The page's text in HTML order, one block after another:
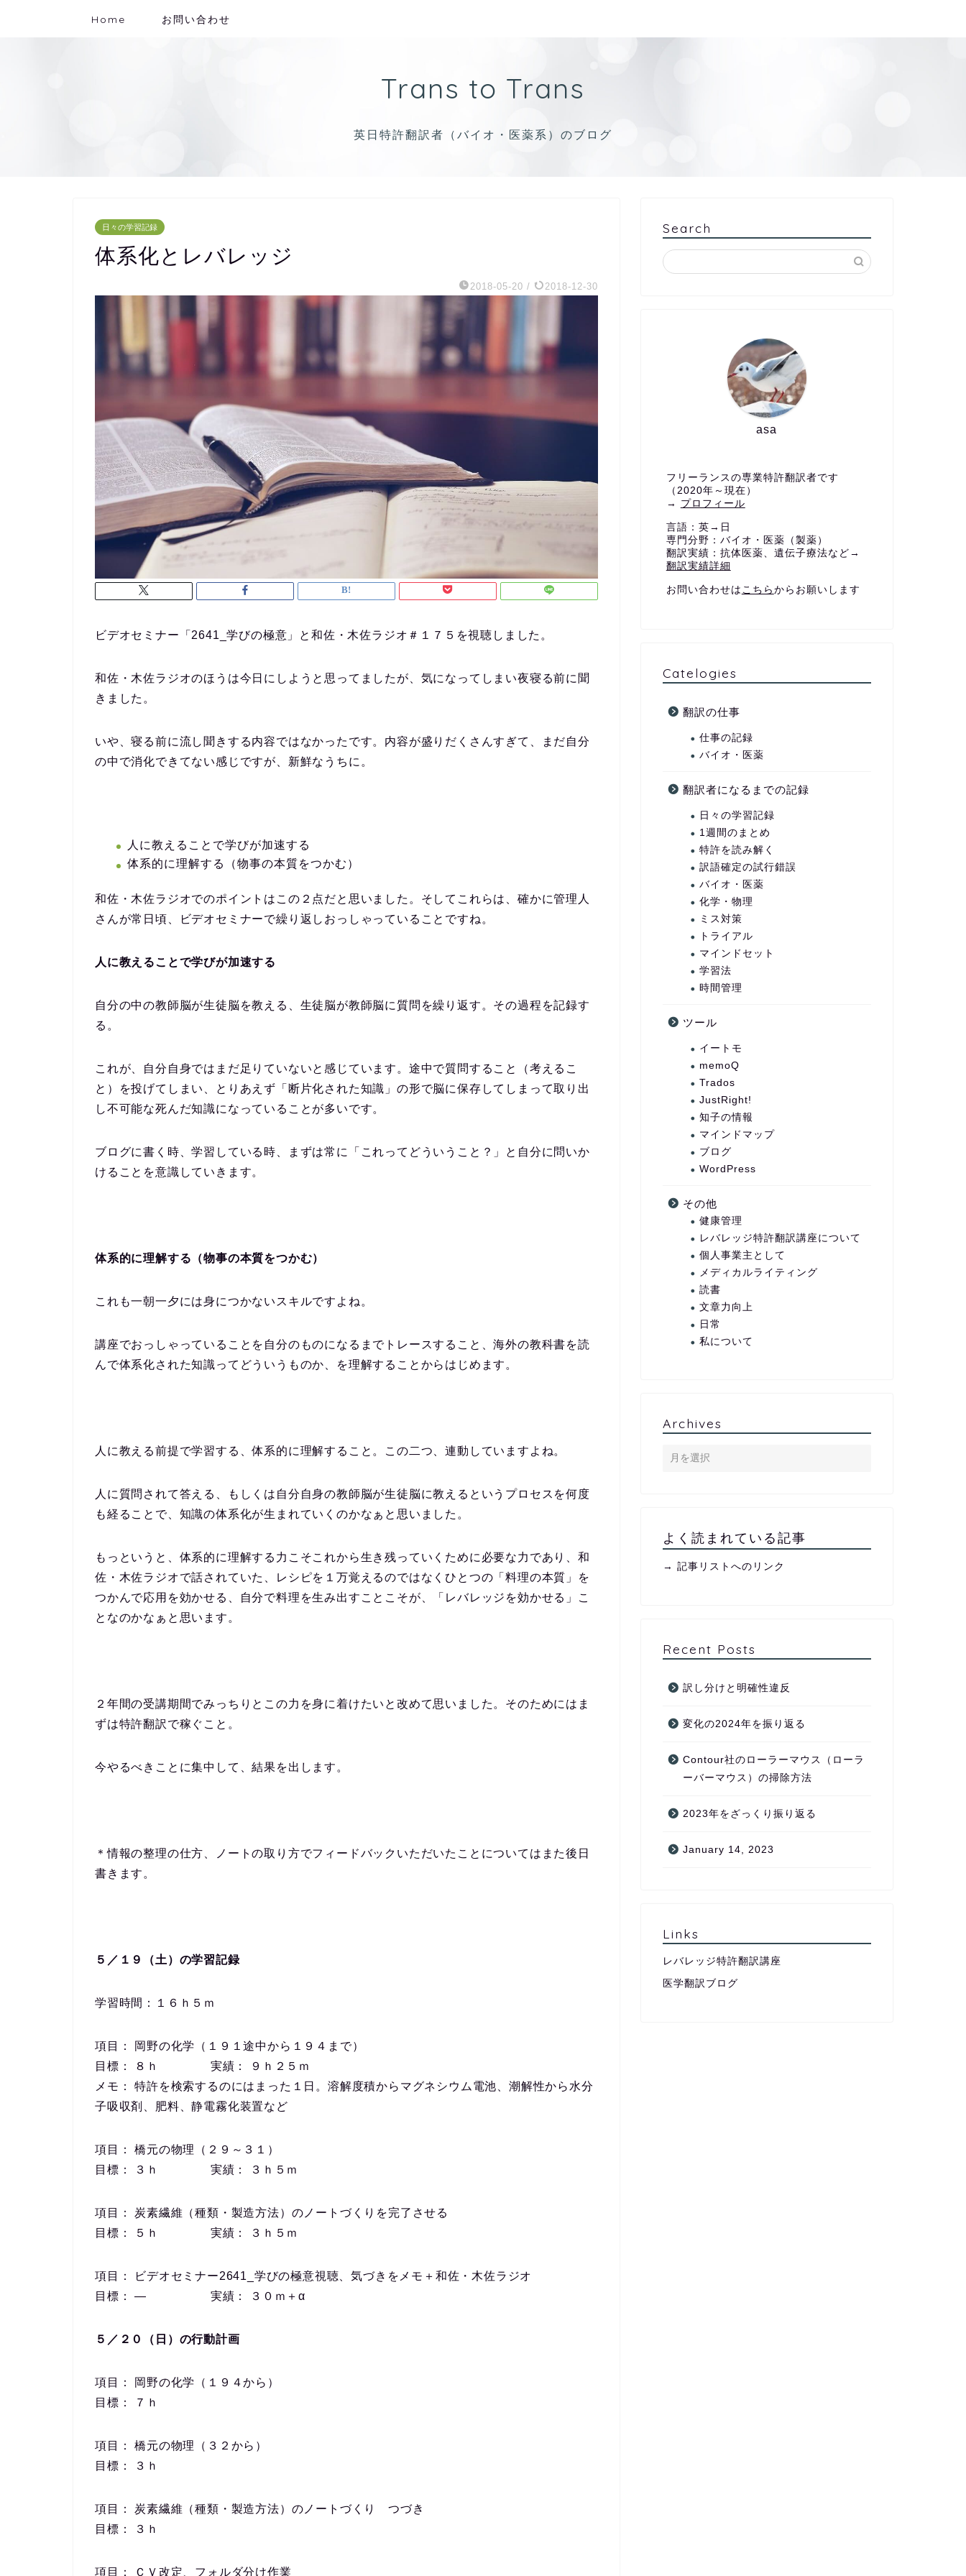
Home お問い合わせ
Trans to Trans
英日特許翻訳者（バイオ・医薬系）のブログ
日々の学習記録
体系化とレバレッジ
2018-05-20 / 2018-12-30
ビデオセミナー「2641_学びの極意」と和佐・木佐ラジオ＃１７５を視聴しました。
和佐・木佐ラジオのほうは今日にしようと思ってましたが、気になってしまい夜寝る前に聞
きました。
いや、寝る前に流し聞きする内容ではなかったです。内容が盛りだくさんすぎて、まだ自分
の中で消化できてない感じですが、新鮮なうちに。
人に教えることで学びが加速する
体系的に理解する（物事の本質をつかむ）
和佐・木佐ラジオでのポイントはこの２点だと思いました。そしてこれらは、確かに管理人
さんが常日頃、ビデオセミナーで繰り返しおっしゃっていることですね。
人に教えることで学びが加速する
自分の中の教師脳が生徒脳を教える、生徒脳が教師脳に質問を繰り返す。その過程を記録す
る。
これが、自分自身ではまだ足りていないと感じています。途中で質問すること（考えるこ
と）を投げてしまい、とりあえず「断片化された知識」の形で脳に保存してしまって取り出
し不可能な死んだ知識になっていることが多いです。
ブログに書く時、学習している時、まずは常に「これってどういうこと？」と自分に問いか
けることを意識していきます。
体系的に理解する（物事の本質をつかむ）
これも一朝一夕には身につかないスキルですよね。
講座でおっしゃっていることを自分のものになるまでトレースすること、海外の教科書を読
んで体系化された知識ってどういうものか、を理解することからはじめます。
人に教える前提で学習する、体系的に理解すること。この二つ、連動していますよね。
人に質問されて答える、もしくは自分自身の教師脳が生徒脳に教えるというプロセスを何度
も経ることで、知識の体系化が生まれていくのかなぁと思いました。
もっというと、体系的に理解する力こそこれから生き残っていくために必要な力であり、和
佐・木佐ラジオで話されていた、レシピを１万覚えるのではなくひとつの「料理の本質」を
つかんで応用を効かせる、自分で料理を生み出すことこそが、「レバレッジを効かせる」こ
となのかなぁと思います。
２年間の受講期間でみっちりとこの力を身に着けたいと改めて思いました。そのためにはま
ずは特許翻訳で稼ぐこと。
今やるべきことに集中して、結果を出します。
＊情報の整理の仕方、ノートの取り方でフィードバックいただいたことについてはまた後日
書きます。
５／１９（土）の学習記録
学習時間：１６ｈ５ｍ
項目： 岡野の化学（１９１途中から１９４まで）
目標： ８ｈ 実績： ９ｈ２５ｍ
メモ： 特許を検索するのにはまった１日。溶解度積からマグネシウム電池、潮解性から水分
子吸収剤、肥料、静電霧化装置など
項目： 橋元の物理（２９～３１）
目標： ３ｈ 実績： ３ｈ５ｍ
項目： 炭素繊維（種類・製造方法）のノートづくりを完了させる
目標： ５ｈ 実績： ３ｈ５ｍ
項目： ビデオセミナー2641_学びの極意視聴、気づきをメモ＋和佐・木佐ラジオ
目標： ― 実績： ３０ｍ＋α
５／２０（日）の行動計画
項目： 岡野の化学（１９４から）
目標： ７ｈ
項目： 橋元の物理（３２から）
目標： ３ｈ
項目： 炭素繊維（種類・製造方法）のノートづくり つづき
目標： ３ｈ
項目： ＣＶ改定、フォルダ分け作業
Search
asa
フリーランスの専業特許翻訳者です
（2020年～現在）
→ プロフィール
言語：英→日
専門分野：バイオ・医薬（製薬）
翻訳実績：抗体医薬、遺伝子療法など→
翻訳実績詳細
お問い合わせは こちら からお願いします
Catelogies
翻訳の仕事
仕事の記録
バイオ・医薬
翻訳者になるまでの記録
日々の学習記録
1週間のまとめ
特許を読み解く
訳語確定の試行錯誤
バイオ・医薬
化学・物理
ミス対策
トライアル
マインドセット
学習法
時間管理
ツール
イートモ
memoQ
Trados
JustRight!
知子の情報
マインドマップ
ブログ
WordPress
その他
健康管理
レバレッジ特許翻訳講座について
個人事業主として
メディカルライティング
読書
文章力向上
日常
私について
Archives
よく読まれている記事
→ 記事リストへのリンク
Recent Posts
訳し分けと明確性違反
変化の2024年を振り返る
Contour社のローラーマウス（ローラ
ーバーマウス）の掃除方法
2023年をざっくり振り返る
January 14, 2023
Links
レバレッジ特許翻訳講座
医学翻訳ブログ